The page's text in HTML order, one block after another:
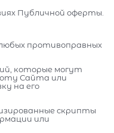
Публичной оферты.
противоправных
которые могут
Сайта или
на его
скрипты
или